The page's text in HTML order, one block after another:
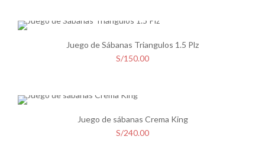
Juego de Sábanas Triangulos 1.5 Plz
S/150.00
Juego de sábanas Crema King
S/240.00